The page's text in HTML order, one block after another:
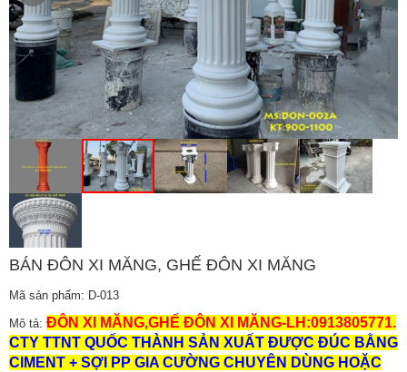
BÁN ĐÔN XI MĂNG, GHẾ ĐÔN XI MĂNG
Mã sản phẩm: D-013
Mô tả: ĐÔN XI MĂNG,GHẾ ĐÔN XI MĂNG-LH:0913805771.
CTY TTNT QUỐC THÀNH SẢN XUẤT ĐƯỢC ĐÚC BẰNG
CIMENT + SỢI PP GIA CƯỜNG CHUYÊN DÙNG HOẶC